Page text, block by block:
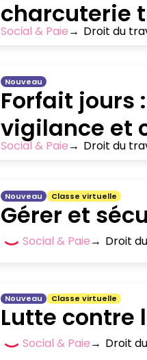
charcuterie
Social & Paie→ Droit du
Nouveau
Forfait jours
vigilance et
Social & Paie→ Droit du
Nouveau Classe virtuelle
Gérer et
Social & Paie→ Droit
Nouveau Classe virtuelle
Lutte contre
Social & Paie→ Droit